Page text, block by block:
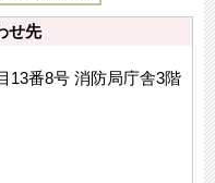
せ先
13番8号 消防局庁舎3階